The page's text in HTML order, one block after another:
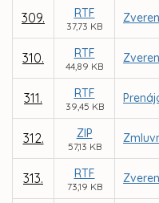
309. RTF
37,73 KB
310. RTF
44,89 KB
311. RTF
39,45 KB
312. ZIP
57,13 KB
313. RTF
73,19 KB